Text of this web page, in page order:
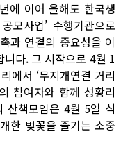
에 이어 올해도 한국생
모사업’ 수행기관으로
과 연결의 중요성을 이
다. 그 시작으로 4월 1
에서 ‘무지개연결 거리
참여자와 함께 성황리
산책모임은 4월 5일 식
한 벚꽃을 즐기는 소중